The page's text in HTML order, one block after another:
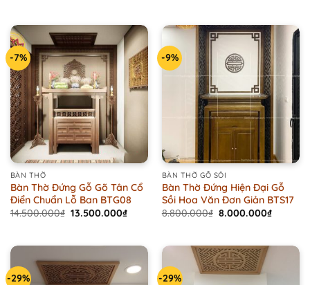
-7%
BÀN THỜ
Bàn Thờ Đứng Gỗ Gõ Tân Cổ
Điển Chuẩn Lỗ Ban BTG08
14.500.000₫ Original
13.500.000₫Current
-9%
BÀN THỜ GỖ SỒI
Bàn Thờ Đứng Hiện Đại Gỗ
Sồi Hoa Văn Đơn Giản BTS17
8.800.000₫ Original
8.000.000₫Current
-29% -29%